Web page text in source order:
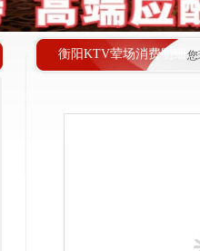
衡阳KTV荤场消费明细